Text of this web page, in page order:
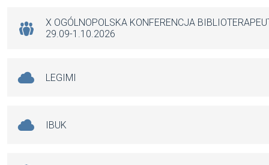
k
p
X OGÓLNOPOLSKA KONFERENCJA
29.09-1.10.2026
LEGIMI
IBUK